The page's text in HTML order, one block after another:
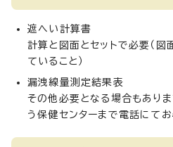
遮へい計算書
計算と図面とセットで必要（
ていること）
漏洩線量測定結果表
その他必要となる場合もあり
う保健センターまで電話にてお